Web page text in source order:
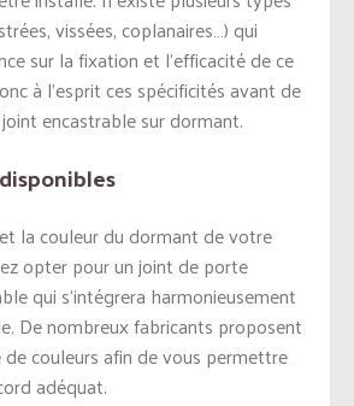
vissées, coplanaires…) qui
sur la fixation et l’efficacité de ce
à l’esprit ces spécificités avant de
encastrable sur dormant.
la couleur du dormant de votre
opter pour un joint de porte
qui s’intégrera harmonieusement
De nombreux fabricants proposent
couleurs afin de vous permettre
adéquat.